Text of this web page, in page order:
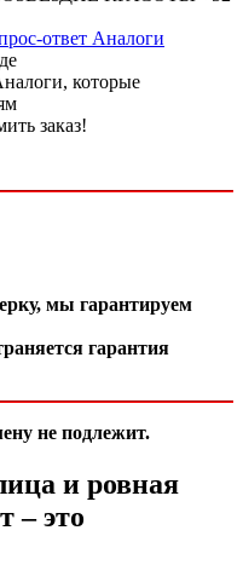
ответ Аналоги
которые
заказ!
мы гарантируем
гарантия
не подлежит.
и ровная
– это